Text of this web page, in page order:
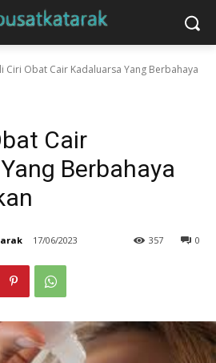
Ciri Obat Cair Kadaluarsa Yang Berbahaya
Cair
Berbahaya
17/06/2023 0
357